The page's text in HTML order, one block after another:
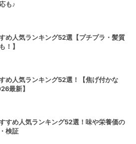
も♪
め人気ランキング52選【プチプラ・髪質
！】
め人気ランキング52選！【焦げ付かな
最新】
すめ人気ランキング52選！味や栄養価の
検証